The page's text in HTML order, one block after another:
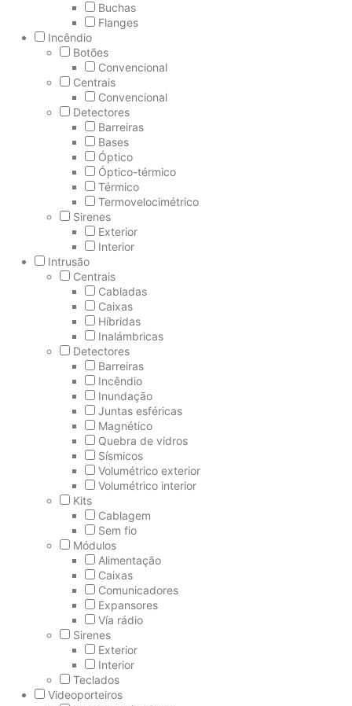
Buchas
Flanges
Incêndio
Botões
Convencional
Centrais
Convencional
Detectores
Barreiras
Bases
Óptico
Óptico-térmico
Térmico
Termovelocimétrico
Sirenes
Exterior
Interior
Intrusão
Centrais
Cabladas
Caixas
Híbridas
Inalámbricas
Detectores
Barreiras
Incêndio
Inundação
Juntas esféricas
Magnético
Quebra de vidros
Sísmicos
Volumétrico exterior
Volumétrico interior
Kits
Cablagem
Sem fio
Módulos
Alimentação
Caixas
Comunicadores
Expansores
Vía rádio
Sirenes
Exterior
Interior
Teclados
Videoporteiros